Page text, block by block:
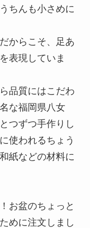
ちんも小さめに
からこそ、足あ
表現していま
品質にはこだわ
な福岡県八女
つずつ手作りし
使われるちょう
紙などの材料に
お盆のちょっと
めに注文しまし